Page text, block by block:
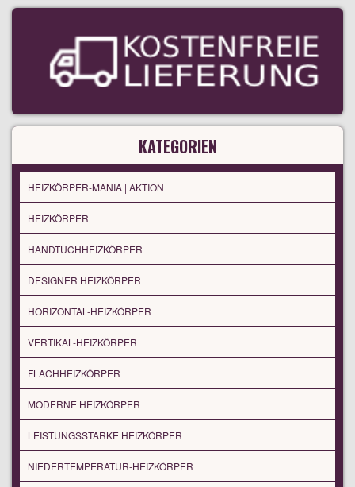
KATEGORIEN
HEIZKÖRPER-MANIA | AKTION
HEIZKÖRPER
HANDTUCHHEIZKÖRPER
DESIGNER HEIZKÖRPER
HORIZONTAL-HEIZKÖRPER
VERTIKAL-HEIZKÖRPER
FLACHHEIZKÖRPER
MODERNE HEIZKÖRPER
LEISTUNGSSTARKE HEIZKÖRPER
NIEDERTEMPERATUR-HEIZKÖRPER